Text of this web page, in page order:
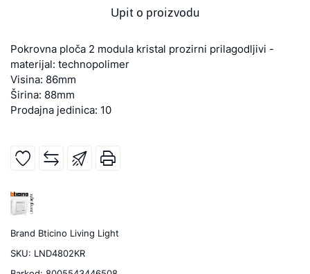
Upit o proizvodu
Pokrovna ploča 2 modula kristal prozirni prilagodljivi -
materijal: technopolimer
Visina: 86mm
Širina: 88mm
Prodajna jedinica: 10
Brand Bticino Living Light
SKU: LND4802KR